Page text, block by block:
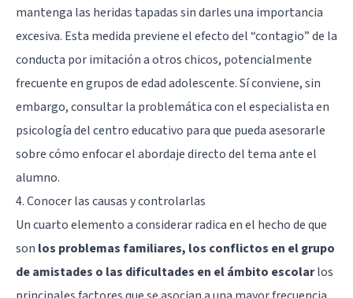
mantenga las heridas tapadas sin darles una importancia
excesiva. Esta medida previene el efecto del “contagio” de la
conducta por imitación a otros chicos, potencialmente
frecuente en grupos de edad adolescente. Sí conviene, sin
embargo, consultar la problemática con el especialista en
psicología del centro educativo para que pueda asesorarle
sobre cómo enfocar el abordaje directo del tema ante el
alumno.
4. Conocer las causas y controlarlas
Un cuarto elemento a considerar radica en el hecho de que
son los problemas familiares, los conflictos en el grupo
de amistades o las dificultades en el ámbito escolarlos